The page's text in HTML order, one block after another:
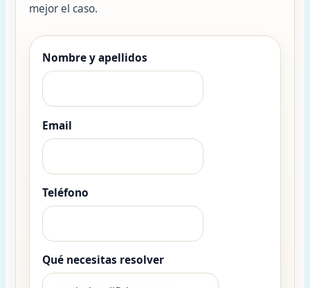
mejor el caso.
Nombre y apellidos
Email
Teléfono
Qué necesitas resolver